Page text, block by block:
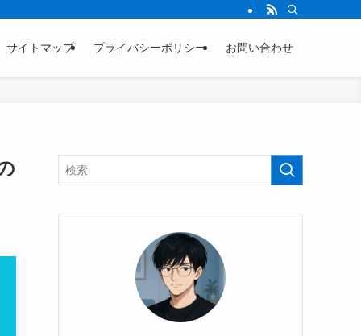
サイトマップ プライバシーポリシー お問い合わせ